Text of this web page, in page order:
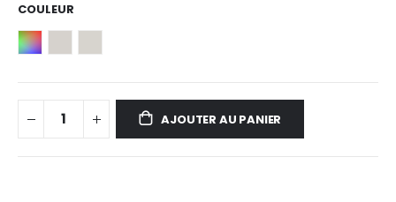
COULEUR
AJOUTER AU PANIER